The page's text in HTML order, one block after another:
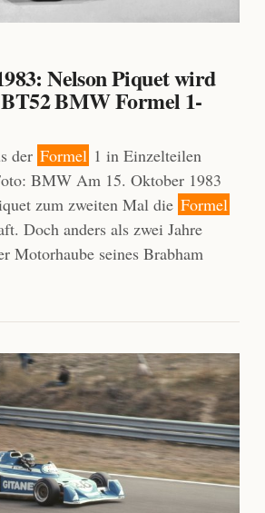
Nelson Piquet wird
BMW Formel 1-
der Formel 1 in Einzelteilen
BMW Am 15. Oktober 1983
zum zweiten Mal die Formel
Doch anders als zwei Jahre
Motorhaube seines Brabham